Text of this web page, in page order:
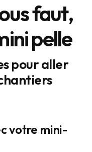
faut,
pelle
pour aller
votre mini-